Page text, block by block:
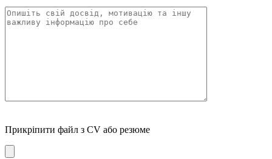
Прикріпити файл з CV або резюме